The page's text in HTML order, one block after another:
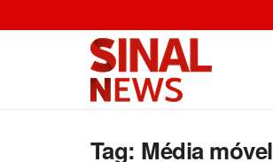
Tag: Média móvel